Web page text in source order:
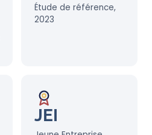
Étude de référence,
2023
JEI